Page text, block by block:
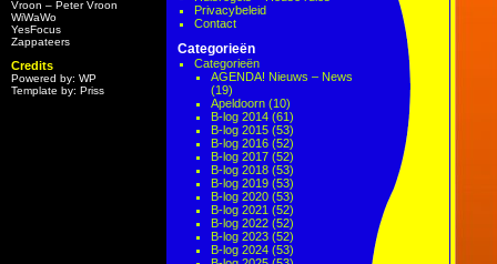
Vroon – Peter Vroon
WiWaWo
YesFocus
Zappateers
Credits
Powered by: WP
Template by: Priss
Privacybeleid
Contact
Categorieën
Categorieën
AGENDA! Nieuws – News
(19)
Apeldoorn (10)
B-log 2014 (61)
B-log 2015 (53)
B-log 2016 (52)
B-log 2017 (52)
B-log 2018 (53)
B-log 2019 (53)
B-log 2020 (53)
B-log 2021 (52)
B-log 2022 (52)
B-log 2023 (52)
B-log 2024 (53)